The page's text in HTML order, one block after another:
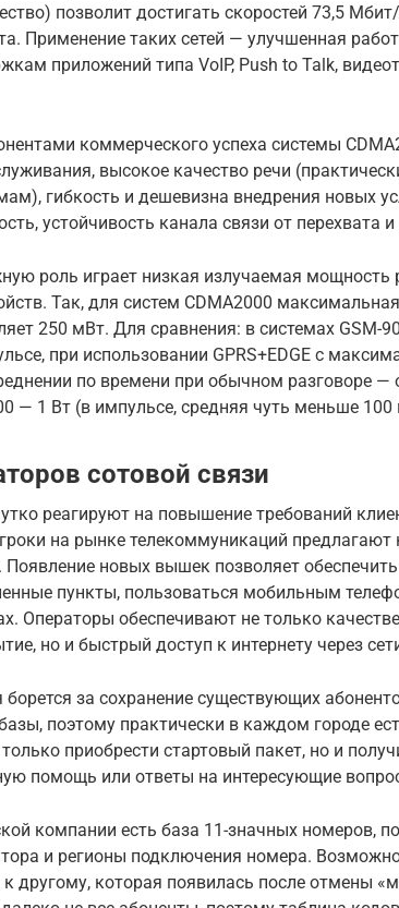
позволит достигать скоростей 73,5
Применение таких сетей — улучшенная
приложений типа VoIP, Push to Talk,
коммерческого успеха системы
высокое качество речи
гибкость и дешевизна внедрения новых
устойчивость канала связи от перехвата
роль играет низкая излучаемая мощность
Так, для систем CDMA2000
250 мВт. Для сравнения: в системах GSM-
при использовании GPRS+EDGE с
по времени при обычном разговоре —
— 1 Вт (в импульсе, средняя чуть меньше 100
сотовой связи
реагируют на повышение требований
на рынке телекоммуникаций предлагают
Появление новых вышек позволяет
пункты, пользоваться мобильным
Операторы обеспечивают не только
но и быстрый доступ к интернету через
за сохранение существующих
поэтому практически в каждом городе
приобрести стартовый пакет, но и
помощь или ответы на интересующие
компании есть база 11-значных номеров,
и регионы подключения номера.
другому, которая появилась после отмены